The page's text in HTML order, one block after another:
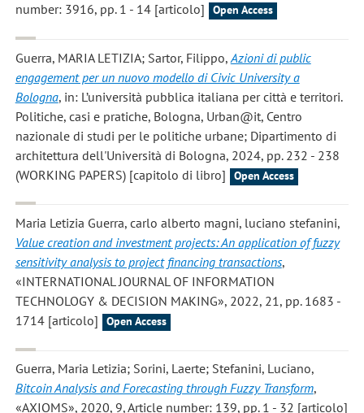
number: 3916, pp. 1 - 14 [articolo]
Open Access
Guerra, MARIA LETIZIA; Sartor, Filippo, Azioni di public
engagement per un nuovo modello di Civic University a
Bologna, in: L’università pubblica italiana per città e territori.
Politiche, casi e pratiche, Bologna, Urban@it, Centro
nazionale di studi per le politiche urbane; Dipartimento di
architettura dell'Università di Bologna, 2024, pp. 232 - 238
(WORKING PAPERS) [capitolo di libro]
Open Access
Maria Letizia Guerra, carlo alberto magni, luciano stefanini,
Value creation and investment projects: An application of fuzzy
sensitivity analysis to project financing transactions,
«INTERNATIONAL JOURNAL OF INFORMATION
TECHNOLOGY & DECISION MAKING», 2022, 21, pp. 1683 -
1714 [articolo]
Open Access
Guerra, Maria Letizia; Sorini, Laerte; Stefanini, Luciano,
Bitcoin Analysis and Forecasting through Fuzzy Transform,
«AXIOMS», 2020, 9, Article number: 139, pp. 1 - 32 [articolo]